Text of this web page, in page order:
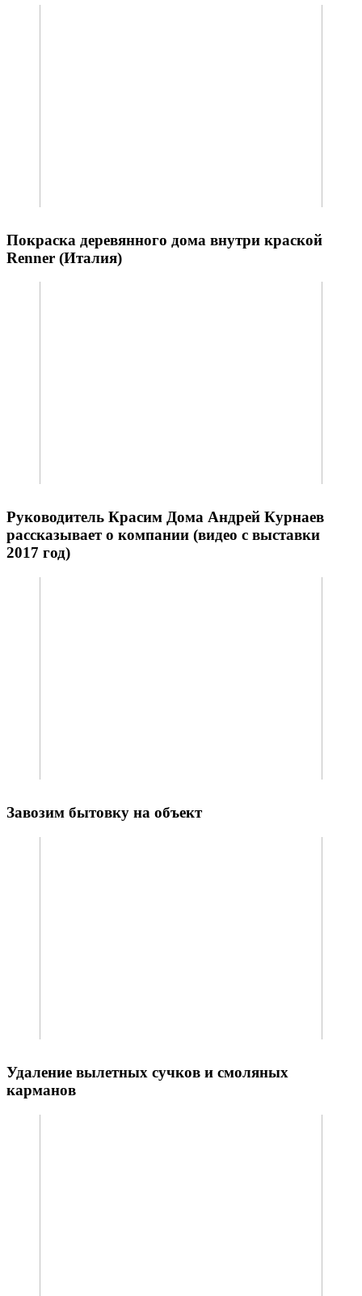
Покраска деревянного дома внутри краской
Renner (Италия)
Руководитель Красим Дома Андрей Курнаев
рассказывает о компании (видео с выставки
2017 год)
Завозим бытовку на объект
Удаление вылетных сучков и смоляных
карманов